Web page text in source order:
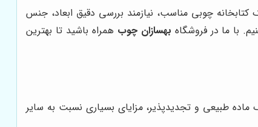
چوبی مناسب، نیازمند بررسی دقیق ابعاد، جنس
با ما در فروشگاه بهسازان چوب همراه باشید تا بهترین
طبیعی و تجدیدپذیر، مزایای بسیاری نسبت به سایر